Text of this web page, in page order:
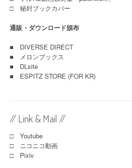
□ 秘封ブックカバー
通販・ダウンロード頒布
■ DIVERSE DIRECT
■
メロンブックス
■ DLsite
■ ESPITZ STORE (FOR KR)
// Link & Mail //
□ Youtube
□ ニコニコ動画
□ Pixiv